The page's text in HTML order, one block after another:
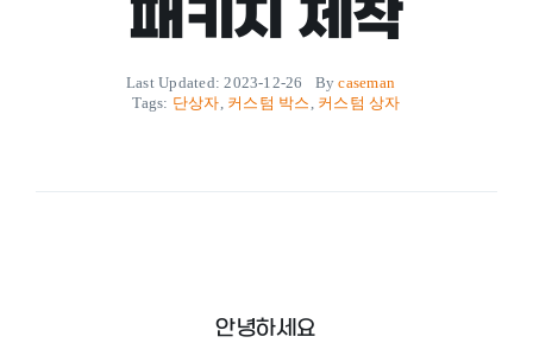
패키지 제작
Last Updated: 2023-12-26 Bycaseman
Tags: 단상자 커스텀 박스 커스텀 상자
안녕하세요